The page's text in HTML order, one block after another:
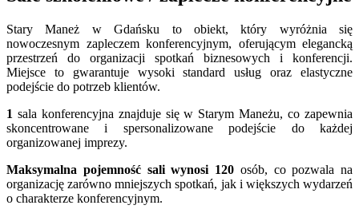
Stary Maneż w Gdańsku to obiekt, który wyróżnia się
nowoczesnym zapleczem konferencyjnym, oferującym elegancką
przestrzeń do organizacji spotkań biznesowych i konferencji.
Miejsce to gwarantuje wysoki standard usług oraz elastyczne
podejście do potrzeb klientów.
1 sala konferencyjna znajduje się w Starym Maneżu, co zapewnia
skoncentrowane i spersonalizowane podejście do każdej
organizowanej imprezy.
Maksymalna pojemność sali wynosi 120 osób, co pozwala na
organizację zarówno mniejszych spotkań, jak i większych wydarzeń
o charakterze konferencyjnym.